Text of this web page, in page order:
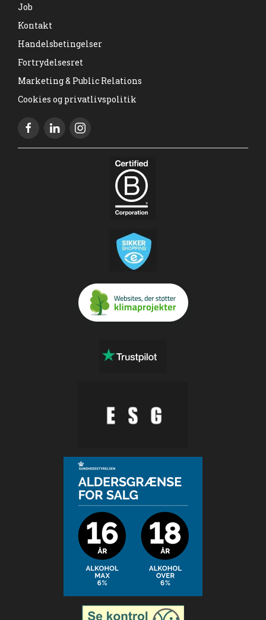
Job
Kontakt
Handelsbetingelser
Fortrydelsesret
Marketing & Public Relations
Cookies og privatlivspolitik